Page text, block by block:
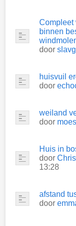
Compleet
binnen
door
huisvuil
door
weiland
door
Huis in
door
13:28
afstand
door